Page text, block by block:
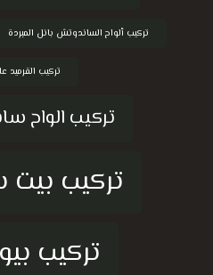
تركيب ألواح الساندوتش بانل المبردة
تركيب القرميد
تركيب الواح
تركيب
تركيب